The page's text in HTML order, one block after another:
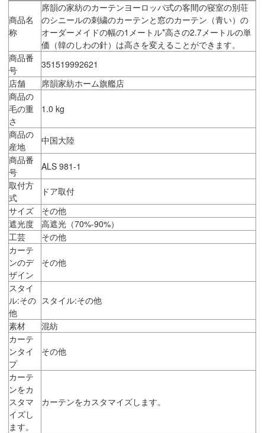
商品名
称
席韻の家紡のカーテンヨーロッパ式の客間の寝室の別荘
のシニールの刺繍のカーテンと窓のカーテン（青い）の
オーダーメイドの幅の1メートル*高さの2.7メートルの単
価（韓のしわの針）は高さを変えることができます。
商品番
号
351519992621
店舗
席韻家紡ホーム旗艦店
商品の
毛の重
さ
1.0 kg
商品の
産地
中国大陸
商品番
号
ALS 981-1
取付方
式
ドア取付
サイズ
その他
遮光度
高遮光（70%-90%）
工芸
その他
カーテ
ンのデ
ザイン
その他
スタイ
ル:その
他
スタイル:その他
素材
混紡
カーテ
ンタイ
プ
その他
カーテ
ンをカ
スタマ
イズし
ます。
カーテンをカスタマイズします。